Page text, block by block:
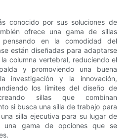
conocido por sus soluciones de
ofrece una gama de sillas
pensando en la comodidad del
están diseñadas para adaptarse
columna vertebral, reduciendo el
y promoviendo una buena
investigación y la innovación,
los límites del diseño de
sillas que combinan
si busca una silla de trabajo para
silla ejecutiva para su lugar de
una gama de opciones que se